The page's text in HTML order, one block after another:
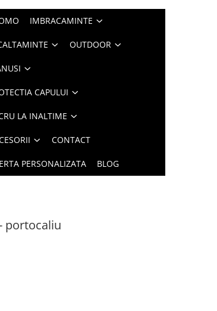
IMBRACAMINTE
OUTDOOR
CAPULUI
LA INALTIME
CONTACT
PERSONALIZATA BLOG
portocaliu